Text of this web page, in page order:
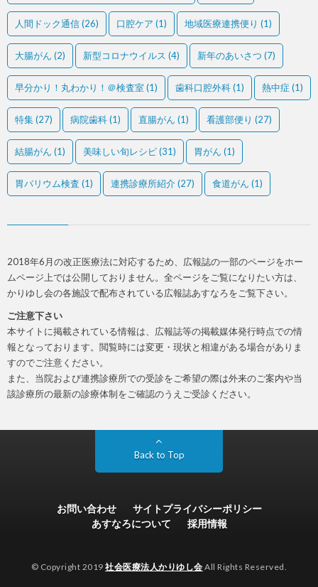
人間ドック通信(26) 口腔ケア (1) 地域医療連携便り (1)
大腸がん (2) 新型コロナウイルス (4) 新年のあいさつ (7)
早分かり！丸わかり！＠検査室 (1) 歯科口腔外科(1) 熱中症 (1)
特集(27) 病院歯科(1) 直腸がん (1) 看護部便り (27)
結腸がん (1) 美味しい旬レシピ(31) 胃がん (1)
胃バリウム検査 (1) 連携診療所紹介(27) 食道がん (1)
2018年6月の改正医療法に対応するため、広報誌の一部のページをホー
ムページ上では公開しておりません。全ページをご覧になりたい方は、
かりゆし会の各施設で配布されている広報誌あすなろをご覧下さい。
ご注意下さい
本サイトに掲載されている情報は、広報誌等の掲載媒体発行時点での情
報となっております。閲覧時には変更・現状と相違がある場合がありま
すのでご注意ください。
また、当院および連携診療所での受診をご希望の際は外来のご案内や当
該診療所の最新の診療体制をご確認のうえご受診ください。
Back to Top
お問い合わせ
サイトプライバシーポリシー
あすなろについて
採用情報
© Copyright 2019社会医療法人かりゆし会 All Rights Reserved.